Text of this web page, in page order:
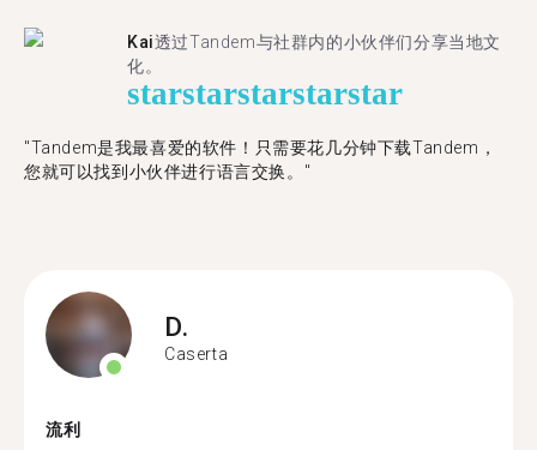
Kai透过Tandem与社群内的小伙伴们分享当地文
化。
starstarstarstarstar
"Tandem是我最喜爱的软件！只需要花几分钟下载Tandem，
您就可以找到小伙伴进行语言交换。"
D.
Caserta
流利